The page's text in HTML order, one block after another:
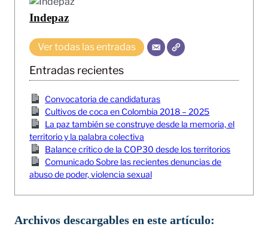
Indepaz
Ver todas las entradas
Entradas recientes
Convocatoria de candidaturas
Cultivos de coca en Colombia 2018 – 2025
La paz también se construye desde la memoria, el
territorio y la palabra colectiva
Balance crítico de la COP30 desde los territorios
Comunicado Sobre las recientes denuncias de
abuso de poder, violencia sexual
Archivos descargables en este artículo: